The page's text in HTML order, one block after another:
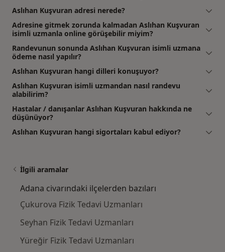
Aslıhan Kuşvuran adresi nerede?
Adresine gitmek zorunda kalmadan Aslıhan Kuşvuran
isimli uzmanla online görüşebilir miyim?
Randevunun sonunda Aslıhan Kuşvuran isimli uzmana
ödeme nasıl yapılır?
Aslıhan Kuşvuran hangi dilleri konuşuyor?
Aslıhan Kuşvuran isimli uzmandan nasıl randevu
alabilirim?
Hastalar / danışanlar Aslıhan Kuşvuran hakkında ne
düşünüyor?
Aslıhan Kuşvuran hangi sigortaları kabul ediyor?
İlgili aramalar
Adana civarındaki ilçelerden bazıları
Çukurova Fizik Tedavi Uzmanları
Seyhan Fizik Tedavi Uzmanları
Yüreğir Fizik Tedavi Uzmanları